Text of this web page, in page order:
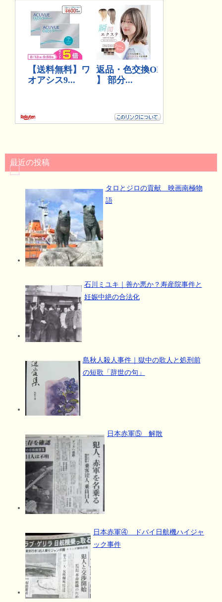
最近の投稿
タロとジロの貢献 映画南極物
語
石川ミユキ｜善か悪か？寿産院事件と
妊娠中絶の合法化
島秋人殺人事件｜獄中の歌人と処刑前
の短歌「辞世の句」
日本赤軍⑤ 解散
日本赤軍④ ドバイ日航機ハイジャ
ック事件